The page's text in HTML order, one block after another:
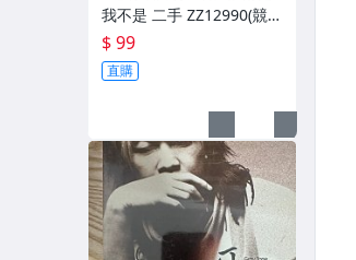
我不是 二手 ZZ12990(競
標)(補單
$ 99
直購